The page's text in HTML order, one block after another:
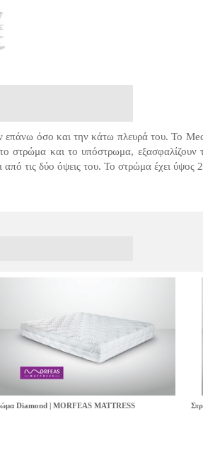
επάνω όσο και την κάτω πλευρά του. Το
και το υπόστρωμα, εξασφαλίζουν
από τις δύο όψεις του. Το στρώμα έχει ύψος
Diamond | MORFEAS MATTRESS